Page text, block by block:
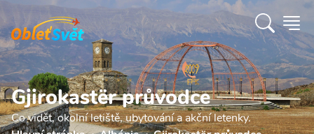
Gjirokastër průvodce
Co vidět, okolní letiště, ubytování a akční letenky.